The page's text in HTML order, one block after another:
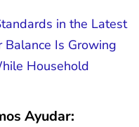
in the Latest
Balance Is Growing
Household
Ayudar: